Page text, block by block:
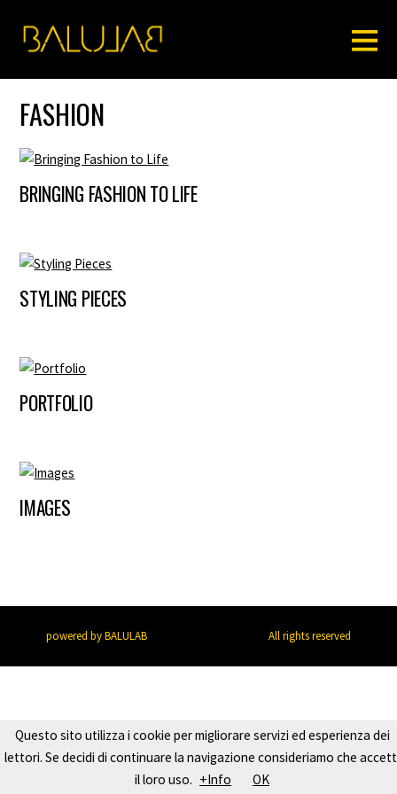
FASHION
BRINGING FASHION TO LIFE
STYLING PIECES
PORTFOLIO
IMAGES
powered by BALULAB All rights reserved
Questo sito utilizza i cookie per migliorare servizi ed esperienza dei
lettori. Se decidi di continuare la navigazione consideriamo che
il loro uso. +Info OK